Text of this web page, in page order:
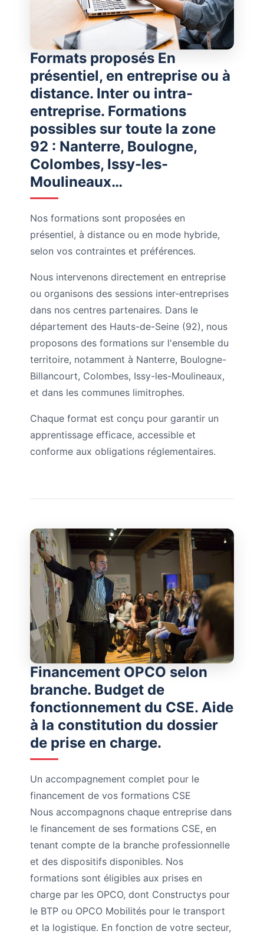
Formats proposés En
présentiel, en entreprise ou à
distance. Inter ou intra-
entreprise. Formations
possibles sur toute la zone
92 : Nanterre, Boulogne,
Colombes, Issy-les-
Moulineaux…
Nos formations sont proposées en
présentiel, à distance ou en mode hybride,
selon vos contraintes et préférences.
Nous intervenons directement en entreprise
ou organisons des sessions inter-entreprises
dans nos centres partenaires. Dans le
département des Hauts-de-Seine (92), nous
proposons des formations sur l'ensemble du
territoire, notamment à Nanterre, Boulogne-
Billancourt, Colombes, Issy-les-Moulineaux,
et dans les communes limitrophes.
Chaque format est conçu pour garantir un
apprentissage efficace, accessible et
conforme aux obligations réglementaires.
Financement OPCO selon
branche. Budget de
fonctionnement du CSE. Aide
à la constitution du dossier
de prise en charge.
Un accompagnement complet pour le
financement de vos formations CSE
Nous accompagnons chaque entreprise dans
le financement de ses formations CSE, en
tenant compte de la branche professionnelle
et des dispositifs disponibles. Nos
formations sont éligibles aux prises en
charge par les OPCO, dont Constructys pour
le BTP ou OPCO Mobilités pour le transport
et la logistique. En fonction de votre secteur,